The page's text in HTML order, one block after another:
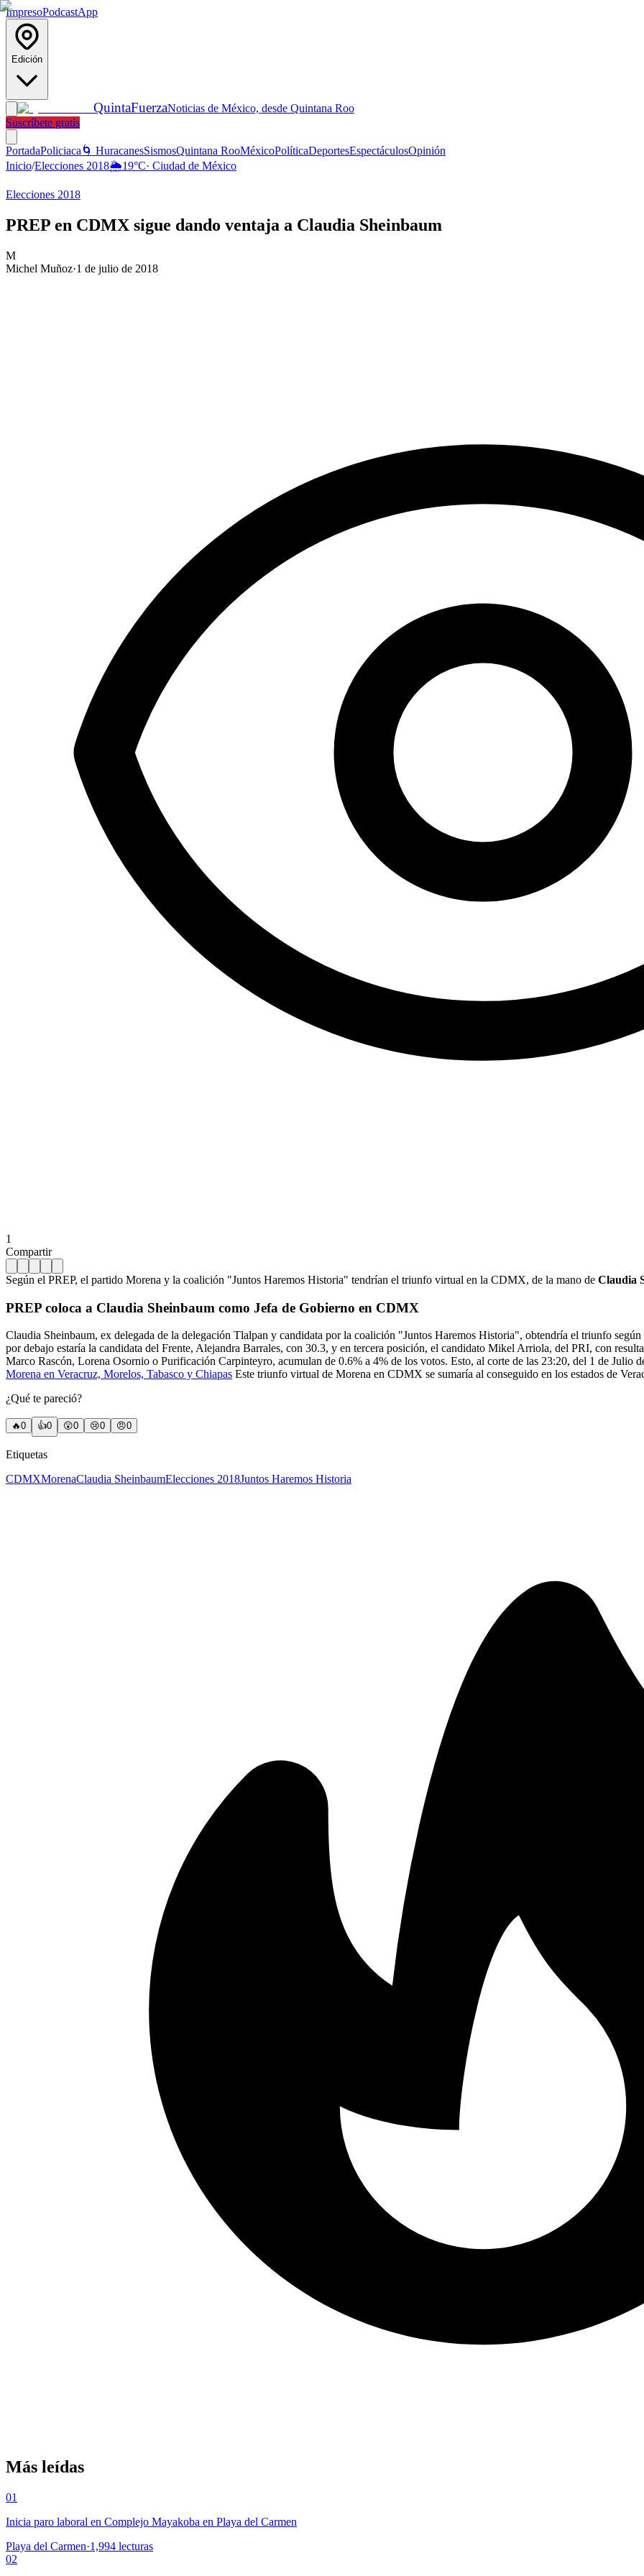
ImpresoPodcastApp
Edición
QuintaFuerzaNoticias de México, desde Quintana Roo
Suscríbete gratis
PortadaPoliciaca 🌀 HuracanesSismosQuintana RooMéxicoPolíticaDeportesEspectáculosOpinión
Inicio/Elecciones 2018🌦️19°C· Ciudad de México
Elecciones 2018
PREP en CDMX sigue dando ventaja a Claudia Sheinbaum
M
Michel Muñoz·1 de julio de 2018
1
Compartir
Según el PREP, el partido Morena y la coalición "Juntos Haremos Historia" tendrían el triunfo virtual en la CDMX, de la mano de Claudia
PREP coloca a Claudia Sheinbaum como Jefa de Gobierno en CDMX
Claudia Sheinbaum, ex delegada de la delegación Tlalpan y candidata por la coalición "Juntos Haremos Historia", obtendría el triunfo
por debajo estaría la candidata del Frente, Alejandra Barrales, con 30.3, y en tercera posición, el candidato Mikel Arriola, del PRI, con
Marco Rascón, Lorena Osornio o Purificación Carpinteyro, acumulan de 0.6% a 4% de los votos. Esto, al corte de las 23:20, del 1 de Julio
Morena en Veracruz, Morelos, Tabasco y Chiapas Este triunfo virtual de Morena en CDMX se sumaría al conseguido en los estados de
¿Qué te pareció?
🔥0 👍0 😲0 😢0 😠0
Etiquetas
CDMXMorenaClaudia SheinbaumElecciones 2018Juntos Haremos Historia
Más leídas
01
Inicia paro laboral en Complejo Mayakoba en Playa del Carmen
Playa del Carmen·1,994 lecturas
02